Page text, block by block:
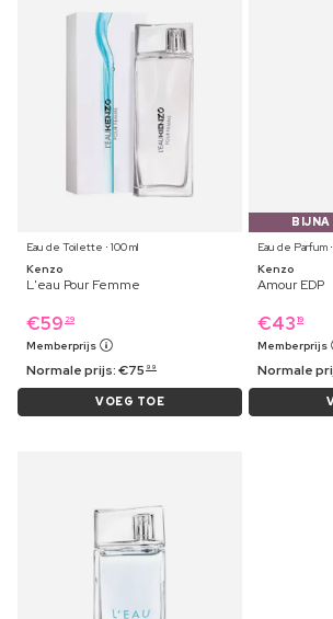
Eau de Toilette ⋅ 100 ml
Kenzo
L'eau Pour Femme
€59 29
Memberprijs
Normale prijs:€75 99
VOEG TOE
BIJNA
Eau de Parfum
Kenzo
Amour EDP
€43 19
Memberprijs
Normale